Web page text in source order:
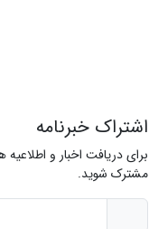
اشتراک خبرنامه
برای دریافت اخبار و
مشترک شوید.